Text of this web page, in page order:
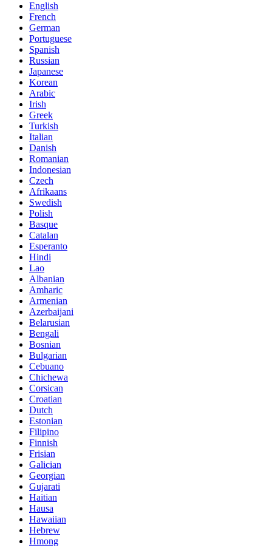
English
French
German
Portuguese
Spanish
Russian
Japanese
Korean
Arabic
Irish
Greek
Turkish
Italian
Danish
Romanian
Indonesian
Czech
Afrikaans
Swedish
Polish
Basque
Catalan
Esperanto
Hindi
Lao
Albanian
Amharic
Armenian
Azerbaijani
Belarusian
Bengali
Bosnian
Bulgarian
Cebuano
Chichewa
Corsican
Croatian
Dutch
Estonian
Filipino
Finnish
Frisian
Galician
Georgian
Gujarati
Haitian
Hausa
Hawaiian
Hebrew
Hmong